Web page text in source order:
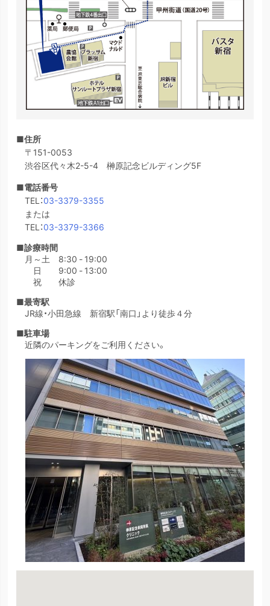
■住所
〒151-0053
渋谷区代々木2-5-4 榊原記念ビルディング5F
■電話番号
TEL：03-3379-3355
または
TEL：03-3379-3366
■診療時間
月～土 8:30 - 19:00
日 9:00 - 13:00
祝 休診
■最寄駅
JR線・小田急線 新宿駅「南口」より徒歩４分
■駐車場
近隣のパーキングをご利用ください。